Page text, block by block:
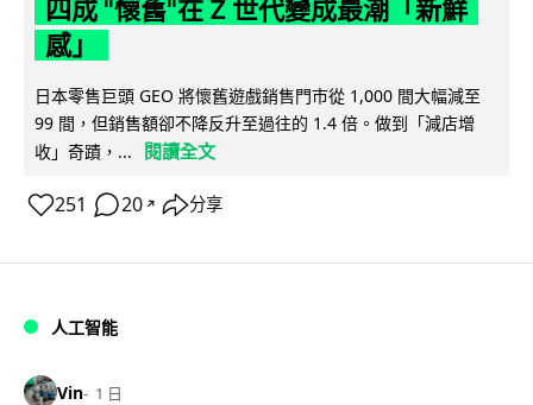
四成 "懷舊"在 Z 世代變成最潮「新鮮
感」
日本零售巨頭 GEO 將懷舊遊戲銷售門市從 1,000 間大幅減至
99 間，但銷售額卻不降反升至過往的 1.4 倍。做到「減店增
收」奇蹟，...
閱讀全文
251 20 ↗ 分享
人工智能
Vin 1 日